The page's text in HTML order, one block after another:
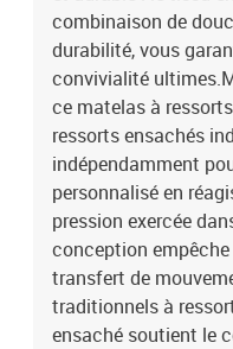
polyester), métal,
totales : 203 x 200 x 78/88
charge : 280 kgRangement
hydrauliqueAssemblage
gris clairMatériau : tissu
remplissage : ressorts
moyenneDimensions
H)Surmatelas :Couleur :
polyester)Matériau de
: 100 x 200 x 5 cm (l x L x
:Longueur : 55 cmTension :
cmLongueur du câble
symbole de coupe à
x tête de lit2 x matelas2 x
combinaison de
durabilité, vous
convivialité
ce matelas à
ressorts ensachés
indépendamment
personnalisé en
pression exercée
conception
transfert de
traditionnels à
ensaché soutient le